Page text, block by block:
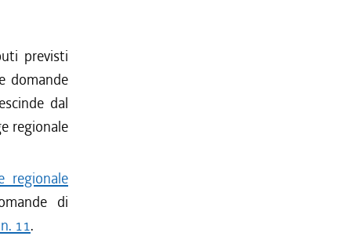
previsti
domande
dal
regionale
regionale
di
11.